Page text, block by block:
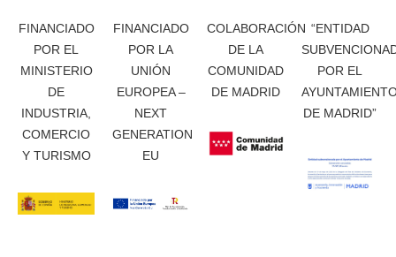
FINANCIADO
POR EL
MINISTERIO
DE
INDUSTRIA,
COMERCIO
Y TURISMO
FINANCIADO
POR LA
UNIÓN
EUROPEA –
NEXT
GENERATION
EU
COLABORACIÓN
DE LA
COMUNIDAD
DE MADRID
“ENTIDAD
POR EL
DE MADRID”